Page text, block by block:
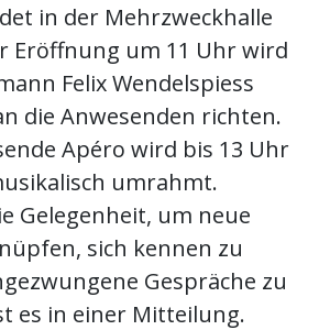
in der Mehrzweckhalle
Eröffnung um 11 Uhr wird
Felix Wendelspiess
die Anwesenden richten.
Apéro wird bis 13 Uhr
umrahmt.
Gelegenheit, um neue
sich kennen zu
Gespräche zu
es in einer Mitteilung.